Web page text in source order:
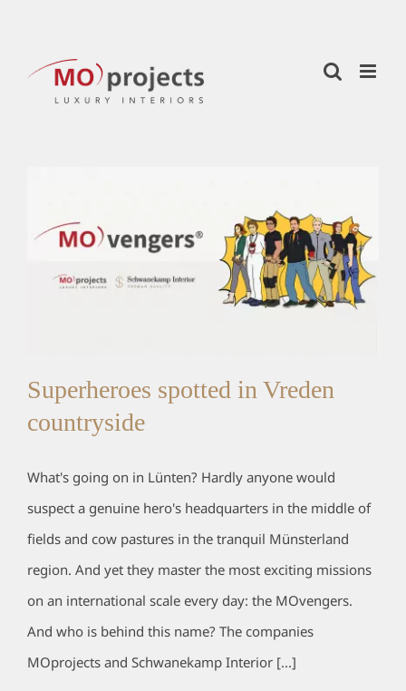
content
Superheroes spotted in Vreden
countryside
What's going on in Lünten? Hardly anyone would
suspect a genuine hero's headquarters in the middle of
fields and cow pastures in the tranquil Münsterland
region. And yet they master the most exciting missions
on an international scale every day: the MOvengers.
And who is behind this name? The companies
MOprojects and Schwanekamp Interior [...]